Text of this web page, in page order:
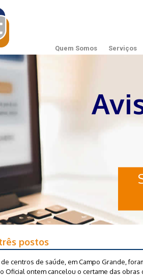
Quem Somos Serviços
postos
centros de saúde, em Campo Grande,
Oficial ontem cancelou o certame das